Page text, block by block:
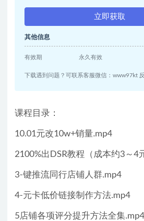
立即获取
其他信息
有效期 永久有效
下载遇到问题？可联系客服微信：www97kt
课程目录：
10.01元改10w+销量.mp4
2100%出DSR教程（成本约3～4
3-键推流同行店铺人群.mp4
4-元卡低价链接制作方法.mp4
5店铺各项评分提升方法全集.mp4